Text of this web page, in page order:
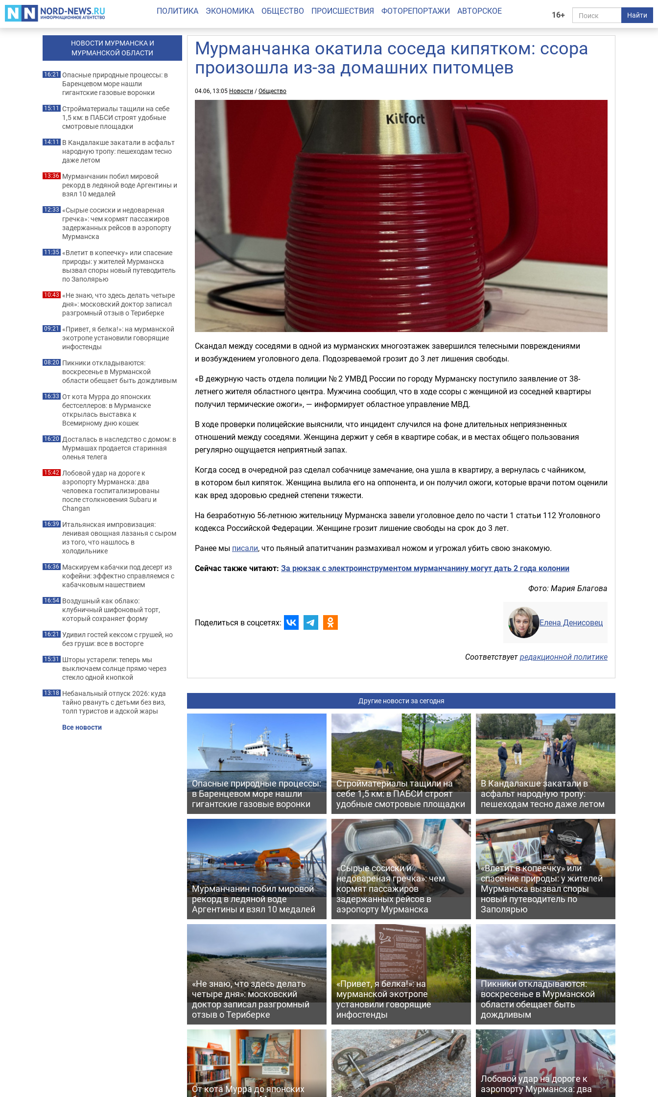
16+ Найти
ПОЛИТИКА ЭКОНОМИКА ОБЩЕСТВО ПРОИСШЕСТВИЯ ФОТОРЕПОРТАЖИ АВТОРСКОЕ
Мурманчанка окатила соседа кипятком: ссора
произошла из-за домашних питомцев
04.06, 13:05 Новости /Общество
Скандал между соседями в одной из мурманских многоэтажек завершился телесными повреждениями
и возбуждением уголовного дела. Подозреваемой грозит до 3 лет лишения свободы.
«В дежурную часть отдела полиции № 2 УМВД России по городу Мурманску поступило заявление от 38-
летнего жителя областного центра. Мужчина сообщил, что в ходе ссоры с женщиной из соседней квартиры
получил термические ожоги», — информирует областное управление МВД.
В ходе проверки полицейские выяснили, что инцидент случился на фоне длительных неприязненных
отношений между соседями. Женщина держит у себя в квартире собак, и в местах общего пользования
регулярно ощущается неприятный запах.
Когда сосед в очередной раз сделал собачнице замечание, она ушла в квартиру, а вернулась с чайником,
в котором был кипяток. Женщина вылила его на оппонента, и он получил ожоги, которые врачи потом оценили
как вред здоровью средней степени тяжести.
На безработную 56-летнюю жительницу Мурманска завели уголовное дело по части 1 статьи 112 Уголовного
кодекса Российской Федерации. Женщине грозит лишение свободы на срок до 3 лет.
Ранее мы писали, что пьяный апатитчанин размахивал ножом и угрожал убить свою знакомую.
Сейчас также читают: За рюкзак с электроинструментом мурманчанину могут дать 2 года колонии
Фото: Мария Благова
Поделиться в соцсетях: Елена Денисовец
Соответствуетредакционной политике
Другие новости за сегодня
Опасные природные процессы:
в Баренцевом море нашли
гигантские газовые воронки
Стройматериалы тащили на
себе 1,5 км: в ПАБСИ строят
удобные смотровые площадки
В Кандалакше закатали в
асфальт народную тропу:
пешеходам тесно даже летом
Мурманчанин побил мировой
рекорд в ледяной воде
Аргентины и взял 10 медалей
«Сырые сосиски и
недовареная гречка»: чем
кормят пассажиров
задержанных рейсов в
аэропорту Мурманска
«Влетит в копеечку» или
спасение природы: у жителей
Мурманска вызвал споры
новый путеводитель по
Заполярью
«Не знаю, что здесь делать
четыре дня»: московский
доктор записал разгромный
отзыв о Териберке
«Привет, я белка!»: на
мурманской экотропе
установили говорящие
инфостенды
Пикники откладываются:
воскресенье в Мурманской
области обещает быть
дождливым
От кота Мурра до японских
Лобовой удар на дороге к
аэропорту Мурманска: два
НОВОСТИ МУРМАНСКА И
МУРМАНСКОЙ ОБЛАСТИ
16:21 Опасные природные процессы: в
Баренцевом море нашли
гигантские газовые воронки
15:11 Стройматериалы тащили на себе
1,5 км: в ПАБСИ строят удобные
смотровые площадки
14:11 В Кандалакше закатали в асфальт
народную тропу: пешеходам тесно
даже летом
13:36 Мурманчанин побил мировой
рекорд в ледяной воде Аргентины и
взял 10 медалей
12:33 «Сырые сосиски и недовареная
гречка»: чем кормят пассажиров
задержанных рейсов в аэропорту
Мурманска
11:35 «Влетит в копеечку» или спасение
природы: у жителей Мурманска
вызвал споры новый путеводитель
по Заполярью
10:43 «Не знаю, что здесь делать четыре
дня»: московский доктор записал
разгромный отзыв о Териберке
09:21 «Привет, я белка!»: на мурманской
экотропе установили говорящие
инфостенды
08:20 Пикники откладываются:
воскресенье в Мурманской
области обещает быть дождливым
16:33 От кота Мурра до японских
бестселлеров: в Мурманске
открылась выставка к
Всемирному дню кошек
16:20 Досталась в наследство с домом: в
Мурмашах продается старинная
оленья телега
15:42 Лобовой удар на дороге к
аэропорту Мурманска: два
человека госпитализированы
после столкновения Subaru и
Changan
16:39 Итальянская импровизация:
ленивая овощная лазанья с сыром
из того, что нашлось в
холодильнике
16:36 Маскируем кабачки под десерт из
кофейни: эффектно справляемся с
кабачковым нашествием
16:54 Воздушный как облако:
клубничный шифоновый торт,
который сохраняет форму
16:21 Удивил гостей кексом с грушей, но
без груши: все в восторге
15:31 Шторы устарели: теперь мы
выключаем солнце прямо через
стекло одной кнопкой
13:18 Небанальный отпуск 2026: куда
тайно рвануть с детьми без виз,
толп туристов и адской жары
Все новости